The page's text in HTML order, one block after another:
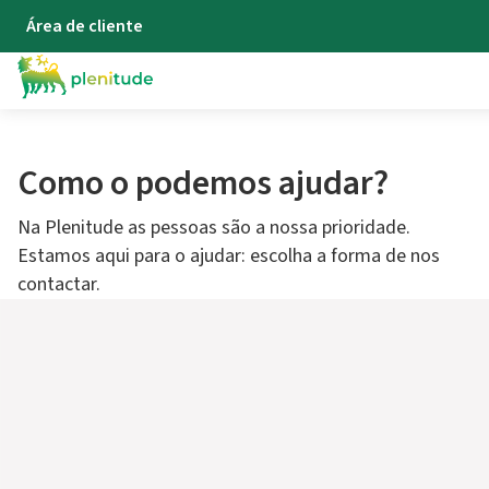
Área de cliente
Como o podemos ajudar?
Na Plenitude as pessoas são a nossa prioridade.
Estamos aqui para o ajudar: escolha a forma de nos
contactar.